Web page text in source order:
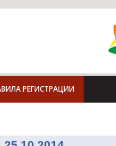
РЕГИСТРАЦИИ